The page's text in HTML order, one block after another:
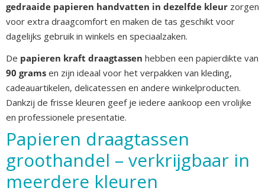
gedraaide papieren handvatten in dezelfde kleur zorgen
voor extra draagcomfort en maken de tas geschikt voor
dagelijks gebruik in winkels en speciaalzaken.
De papieren kraft draagtassen hebben een papierdikte van
90 grams en zijn ideaal voor het verpakken van kleding,
cadeauartikelen, delicatessen en andere winkelproducten.
Dankzij de frisse kleuren geef je iedere aankoop een vrolijke
en professionele presentatie.
Papieren draagtassen
groothandel – verkrijgbaar in
meerdere kleuren